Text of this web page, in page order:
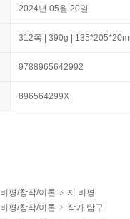
2024년 05월 20일
312쪽 | 390g |
9788965642992
896564299X
비평/창작/이론
시 비평
비평/창작/이론
작가 탐구